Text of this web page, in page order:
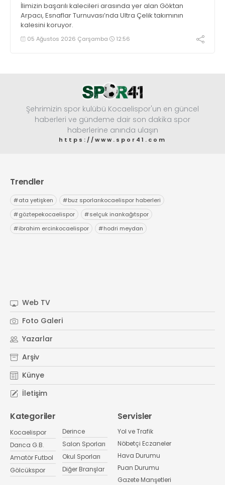
İlimizin başarılı kalecileri arasında yer alan Göktan
Arpacı, Esnaflar Turnuvası’nda Ultra Çelik takımının
kalesini koruyor.
05 Ağustos 2026 Çarşamba 12:56
Şehrimizin spor kulübü Kocaelispor'un en güncel
haberleri ve gündeme dair son dakika spor
haberlerine anında ulaşın
https://www.spor41.com
Trendler
#ata yetişken #buz sporlarıkocaelispor haberleri
#göztepekocaelispor #selçuk inankağıtspor
#ibrahim ercinkocaelispor #hodri meydan
Web TV
Foto Galeri
Yazarlar
Arşiv
Künye
İletişim
Kategoriler
Kocaelispor
Darıca G.B.
Amatör Futbol
Gölcükspor
Derince
Salon Sporları
Okul Sporları
Diğer Branşlar
Servisler
Yol ve Trafik
Nöbetçi Eczaneler
Hava Durumu
Puan Durumu
Gazete Manşetleri